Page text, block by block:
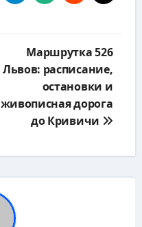
Маршрутка 526
Львов: расписание,
остановки и
живописная дорога
до Кривичи